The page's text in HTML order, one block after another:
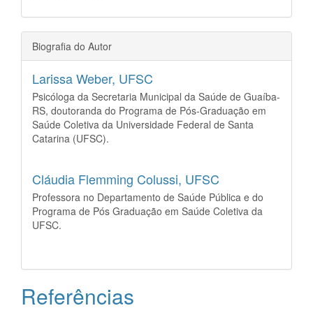
Biografia do Autor
Larissa Weber, UFSC
Psicóloga da Secretaria Municipal da Saúde de Guaíba-
RS, doutoranda do Programa de Pós-Graduação em
Saúde Coletiva da Universidade Federal de Santa
Catarina (UFSC).
Cláudia Flemming Colussi, UFSC
Professora no Departamento de Saúde Pública e do
Programa de Pós Graduação em Saúde Coletiva da
UFSC.
Referências